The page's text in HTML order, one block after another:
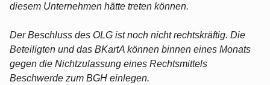
diesem Unternehmen hätte treten können.
Der Beschluss des OLG ist noch nicht rechtskräftig. Die
Beteiligten und das BKartA können binnen eines Monats
gegen die Nichtzulassung eines Rechtsmittels
Beschwerde zum BGH einlegen.